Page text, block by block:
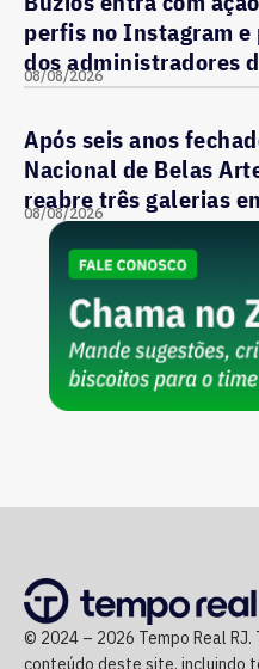
perfis no Instagram
dos administradores
08/08/2026
Após seis anos
Nacional de Belas
reabre três galerias
08/08/2026
© 2024 – 2026 Tempo Real
conteúdo deste site, incluindo